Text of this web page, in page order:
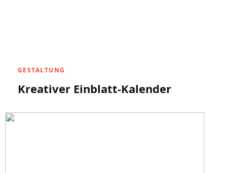
GESTALTUNG
Kreativer Einblatt-Kalender